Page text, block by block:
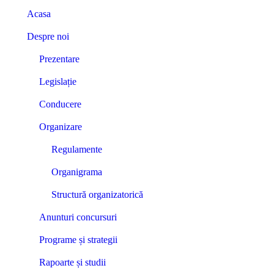
Acasa
Despre noi
Prezentare
Legislație
Conducere
Organizare
Regulamente
Organigrama
Structură organizatorică
Anunturi concursuri
Programe și strategii
Rapoarte și studii